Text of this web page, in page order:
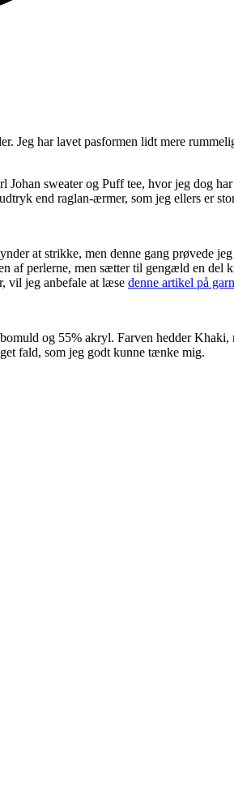
Jeg har lavet pasformen lidt mere
sweater og Puff tee, hvor jeg dog
end raglan-ærmer, som jeg ellers er
at strikke, men denne gang prøvede
af perlerne, men sætter til gengæld en del
vil jeg anbefale at læse denne artikel på
og 55% akryl. Farven hedder
fald, som jeg godt kunne tænke mig.